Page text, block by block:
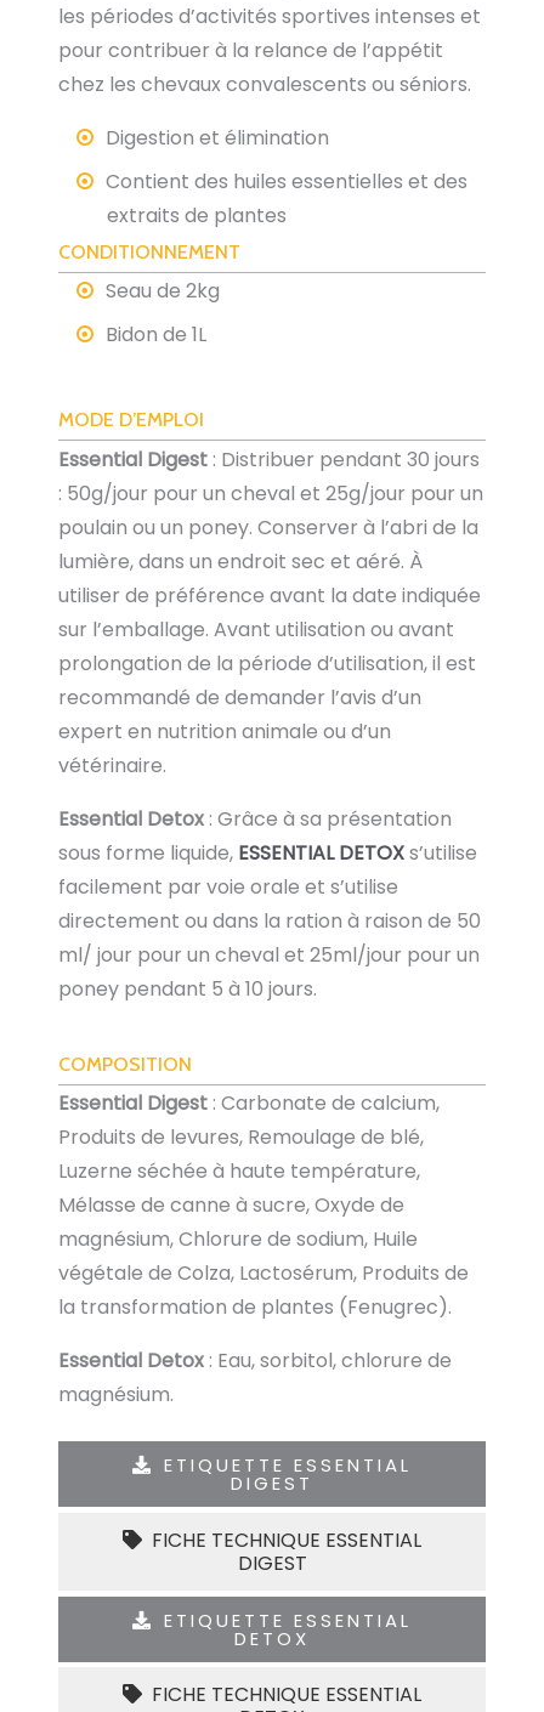
les périodes d’activités sportives intenses et
pour contribuer à la relance de l’appétit
chez les chevaux convalescents ou séniors.
Digestion et élimination
Contient des huiles essentielles et des
extraits de plantes
CONDITIONNEMENT
Seau de 2kg
Bidon de 1L
MODE D’EMPLOI
Essential Digest : Distribuer pendant 30 jours
: 50g/jour pour un cheval et 25g/jour pour un
poulain ou un poney. Conserver à l’abri de la
lumière, dans un endroit sec et aéré. À
utiliser de préférence avant la date indiquée
sur l’emballage. Avant utilisation ou avant
prolongation de la période d’utilisation, il est
recommandé de demander l’avis d’un
expert en nutrition animale ou d’un
vétérinaire.
Essential Detox : Grâce à sa présentation
sous forme liquide, ESSENTIAL DETOXs’utilise
facilement par voie orale et s’utilise
directement ou dans la ration à raison de 50
ml/ jour pour un cheval et 25ml/jour pour un
poney pendant 5 à 10 jours.
COMPOSITION
Essential Digest : Carbonate de calcium,
Produits de levures, Remoulage de blé,
Luzerne séchée à haute température,
Mélasse de canne à sucre, Oxyde de
magnésium, Chlorure de sodium, Huile
végétale de Colza, Lactosérum, Produits de
la transformation de plantes (Fenugrec).
Essential Detox : Eau, sorbitol, chlorure de
magnésium.
ETIQUETTE ESSENTIAL
DIGEST
FICHE TECHNIQUE ESSENTIAL
DIGEST
ETIQUETTE ESSENTIAL
DETOX
FICHE TECHNIQUE ESSENTIAL